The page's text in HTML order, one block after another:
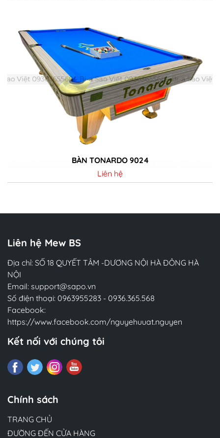
BÀN TONARDO 9024
Liên hệ
Liên hệ Mew BS
Địa chỉ: SỐ 18 QUYẾT TÂM -DƯƠNG NỘI HÀ ĐÔNG HÀ
NỘI
Email: support@sapo.vn
Số điện thoại: 0963955283 - 0936.365.568
Facebook:
https://www.facebook.com/nguyehuuat.nguyen
Kết nối với chúng tôi
Chính sách
TRANG CHỦ
ĐƯỜNG ĐẾN CỬA HÀNG